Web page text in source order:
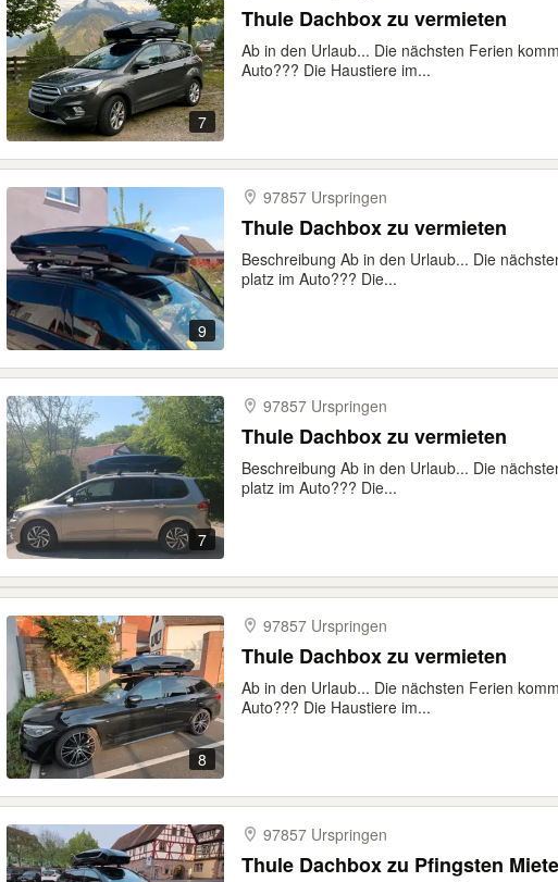
7
Thule Dachbox zu vermieten
Ab in den Urlaub... Die nächsten Ferien
Auto??? Die Haustiere im...
9
97857 Urspringen
Thule Dachbox zu vermieten
Beschreibung Ab in den Urlaub... Die
platz im Auto??? Die...
7
97857 Urspringen
Thule Dachbox zu vermieten
Beschreibung Ab in den Urlaub... Die
platz im Auto??? Die...
8
97857 Urspringen
Thule Dachbox zu vermieten
Ab in den Urlaub... Die nächsten Ferien
Auto??? Die Haustiere im...
97857 Urspringen
Thule Dachbox zu Pfingsten